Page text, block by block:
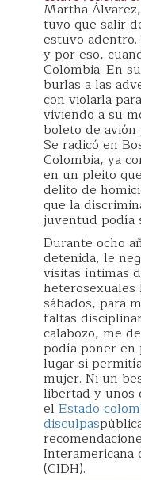
Martha
tuvo que salir
estuvo
y por eso,
Colombia. En
burlas a las
con violarla
viviendo a su
boleto de avión
Se radicó en
Colombia, ya
en un pleito
delito de
que la
juventud podía
Durante ocho
detenida, le
visitas íntimas
sábados, para
faltas
calabozo, me
podía poner en
lugar si
mujer. Ni un
libertad y unos
el Estado
disculpas
Interamericana
(CIDH).